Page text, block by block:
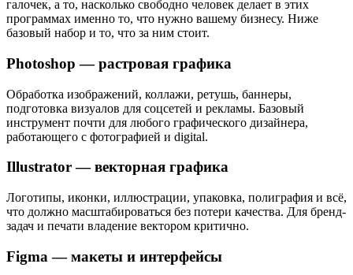
галочек, а то, насколько свободно человек делает в этих
программах именно то, что нужно вашему бизнесу. Ниже
базовый набор и то, что за ним стоит.
Photoshop — растровая графика
Обработка изображений, коллажи, ретушь, баннеры,
подготовка визуалов для соцсетей и рекламы. Базовый
инструмент почти для любого графического дизайнера,
работающего с фотографией и digital.
Illustrator — векторная графика
Логотипы, иконки, иллюстрации, упаковка, полиграфия и всё,
что должно масштабироваться без потери качества. Для бренд-
задач и печати владение вектором критично.
Figma — макеты и интерфейсы